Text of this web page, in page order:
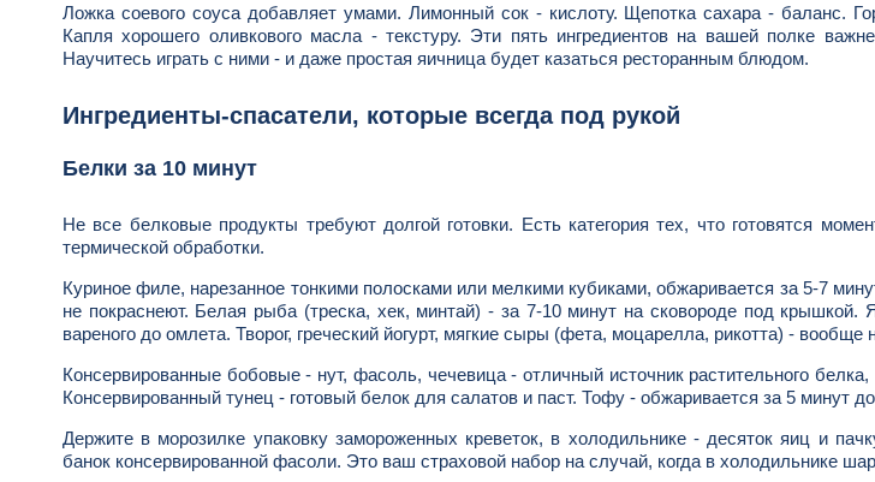
Ложка соевого соуса добавляет умами. Лимонный сок - кислоту. Щепотка сахара - баланс.
Капля хорошего оливкового масла - текстуру. Эти пять ингредиентов на вашей полке
Научитесь играть с ними - и даже простая яичница будет казаться ресторанным блюдом.
Ингредиенты-спасатели, которые всегда под рукой
Белки за 10 минут
Не все белковые продукты требуют долгой готовки. Есть категория тех, что готовятся
термической обработки.
Куриное филе, нарезанное тонкими полосками или мелкими кубиками, обжаривается за 5-7
не покраснеют. Белая рыба (треска, хек, минтай) - за 7-10 минут на сковороде под крышкой.
вареного до омлета. Творог, греческий йогурт, мягкие сыры (фета, моцарелла, рикотта) - вообще
Консервированные бобовые - нут, фасоль, чечевица - отличный источник растительного белка,
Консервированный тунец - готовый белок для салатов и паст. Тофу - обжаривается за 5 минут
Держите в морозилке упаковку замороженных креветок, в холодильнике - десяток яиц и
банок консервированной фасоли. Это ваш страховой набор на случай, когда в холодильнике